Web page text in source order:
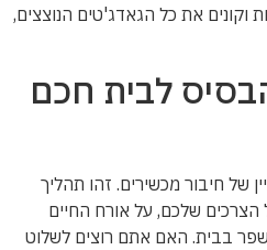
וקונים את כל הגאדג'טים הנוצצים,
לבית חכם
של חיבור מכשירים. זהו תהליך
הצרכים שלכם, על אורח החיים
בבית. האם אתם רוצים לשלוט